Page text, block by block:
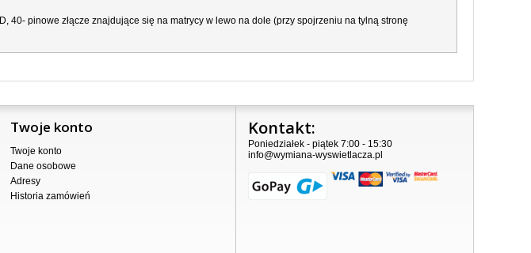
pinowe złącze znajdujące się na matrycy w lewo na dole (przy spojrzeniu na tylną stronę
Twoje konto
Twoje konto
Dane osobowe
Adresy
Historia zamówień
Kontakt:
Poniedziałek - piątek 7:00 - 15:30
info@wymiana-wyswietlacza.pl